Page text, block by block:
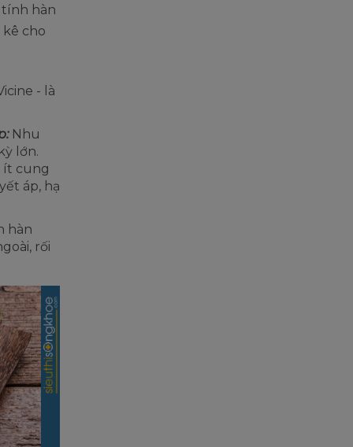
tính hàn
cho
- là
Nhu
lớn.
ít cung
áp, hạ
hàn
rối